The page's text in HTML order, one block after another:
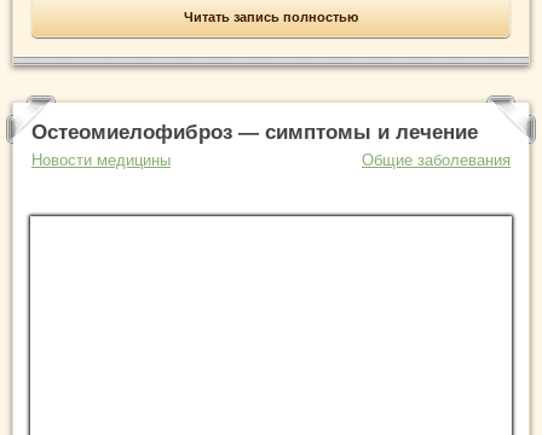
Читать запись полностью
Остеомиелофиброз — симптомы и лечение
Новости медицины Общие заболевания